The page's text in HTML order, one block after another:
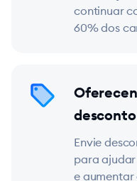
continuar
60% dos
desconto
Envie
para ajudar
e